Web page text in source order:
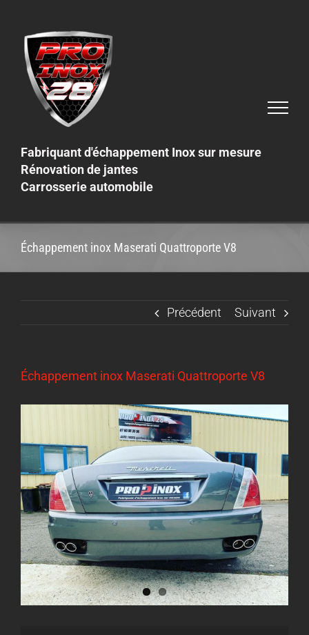
content
Fabriquant d'échappement Inox sur mesure
Rénovation de jantes
Carrosserie automobile
Échappement inox Maserati Quattroporte V8
Précédent Suivant
Échappement inox Maserati Quattroporte V8